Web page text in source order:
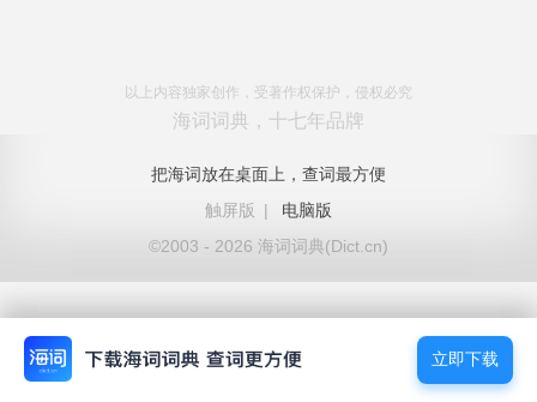
以上内容独家创作，受著作权保护，侵权必究
海词词典，十七年品牌
把海词放在桌面上，查词最方便
触屏版
|
电脑版
©2003 - 2026 海词词典(Dict.cn)
立即下载
立即下载